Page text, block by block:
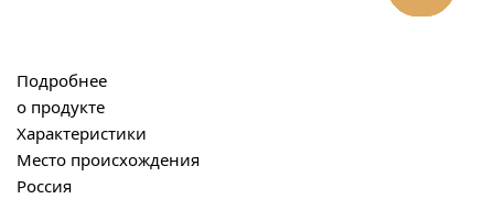
Подробнее
о продукте
Характеристики
Место происхождения
Россия